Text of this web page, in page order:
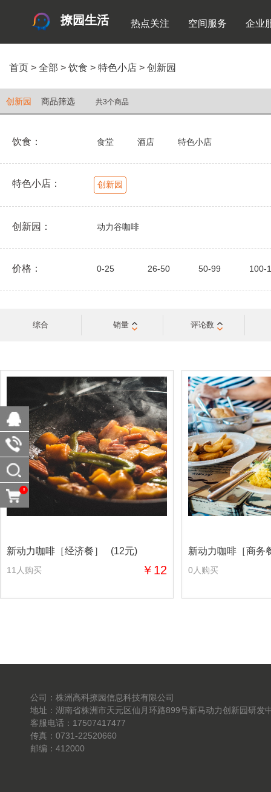
撩园生活 热点关注 空间服务 企业
首页 > 全部 > 饮食 > 特色小店 > 创新园
创新园 商品筛选 共3个商品
饮食： 食堂 酒店 特色小店
特色小店： 创新园
创新园： 动力谷咖啡
价格： 0-25 26-50 50-99 100-
综合 销量 评论数
新动力咖啡［经济餐］ (12元)
11人购买 ￥12
新动力咖啡［商
0人购买
公司：株洲高科撩园信息科技有限公司
地址：湖南省株洲市天元区仙月环路899号新马动力创新园研发
客服电话：17507417477
传真：0731-22520660
邮编：412000
0